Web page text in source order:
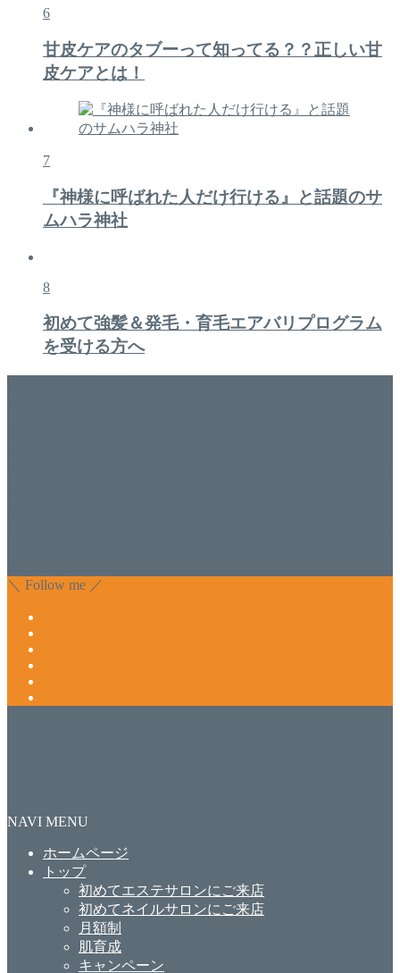
6
甘皮ケアのタブーって知ってる？？正しい甘
皮ケアとは！
7
『神様に呼ばれた人だけ行ける』と話題のサ
ムハラ神社
8
初めて強髪＆発毛・育毛エアバリプログラム
を受ける方へ
＼ Follow me ／
NAVI MENU
ホームページ
トップ
初めてエステサロンにご来店
初めてネイルサロンにご来店
月額制
肌育成
キャンペーン